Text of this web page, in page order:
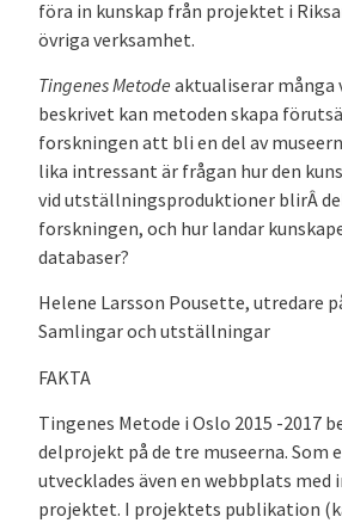
föra in kunskap från projektet i
övriga verksamhet.
Tingenes Metode aktualiserar många
beskrivet kan metoden skapa
forskningen att bli en del av
lika intressant är frågan hur den
vid utställningsproduktioner blirÂ
forskningen, och hur landar
databaser?
Helene Larsson Pousette, utredare
Samlingar och utställningar
FAKTA
Tingenes Metode i Oslo 2015 -2017
delprojekt på de tre museerna. Som
utvecklades även en webbplats
projektet. I projektets publikation